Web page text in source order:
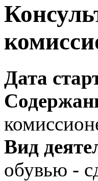
Дата
Вид
обувью -